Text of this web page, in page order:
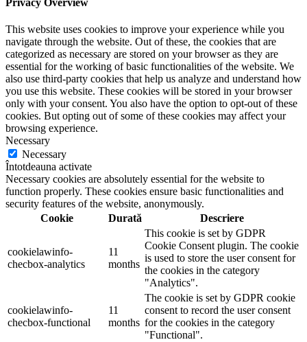
This website uses cookies to improve your experience while you
navigate through the website. Out of these, the cookies that are
categorized as necessary are stored on your browser as they are
essential for the working of basic functionalities of the website. We
also use third-party cookies that help us analyze and understand how
you use this website. These cookies will be stored in your browser
only with your consent. You also have the option to opt-out of these
cookies. But opting out of some of these cookies may affect your
browsing experience.
Necessary
Necessary
Întotdeauna activate
Necessary cookies are absolutely essential for the website to
function properly. These cookies ensure basic functionalities and
security features of the website, anonymously.
Cookie
Durată Descriere
cookielawinfo-
checbox-analytics
11
months
This cookie is set by GDPR
Cookie Consent plugin. The cookie
is used to store the user consent for
the cookies in the category
"Analytics".
cookielawinfo-
checbox-functional
11
months
The cookie is set by GDPR cookie
consent to record the user consent
for the cookies in the category
"Functional".